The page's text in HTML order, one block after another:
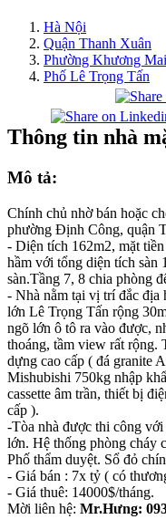
Hà Nội
Quận Thanh Xuân
Phường Khương Mai
Phố Lê Trọng Tấn
Thông tin nhà
Mô tả:
Chính chủ nhờ bán hoặc
phường Định Công, quận
- Diện tích 162m2, mặt
hầm với tổng diện tích sàn
sàn.Tầng 7, 8 chia phòng
- Nhà nằm tại vị trí đắc địa
lớn Lê Trọng Tấn rộng
ngõ lớn ô tô ra vào được,
thoáng, tầm view rất rộng.
dựng cao cấp ( đá granite
Mishubishi 750kg nhập
cassette âm trần, thiết bị
cấp ).
-Tòa nhà được thi công với
lớn. Hệ thống phòng cháy
Phố thẩm duyệt. Sổ đỏ
- Giá bán : 7x tỷ ( có
- Giá thuê: 14000$/tháng.
Mời liên hệ: Mr.Hưng: